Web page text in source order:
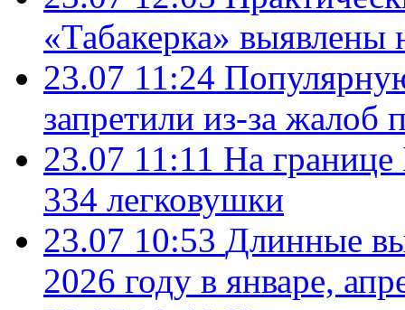
«Табакерка»
23.07 11:24
запретили из-за жалоб
23.07 11:11 На границе
334 легковушки
23.07 10:53 Длинные
2026 году в январе,